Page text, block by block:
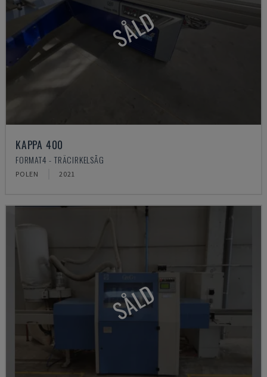
SÅLD
KAPPA 400
FORMAT4 - TRÄCIRKELSÅG
POLEN 2021
SÅLD